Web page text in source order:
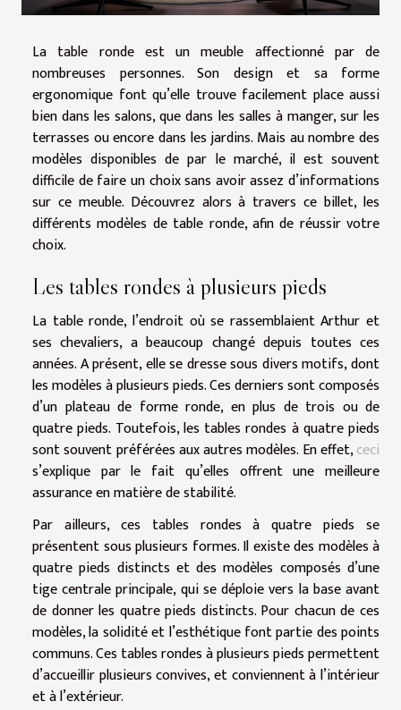
La table ronde est un meuble affectionné par de
nombreuses personnes. Son design et sa forme
ergonomique font qu’elle trouve facilement place aussi
bien dans les salons, que dans les salles à manger, sur les
terrasses ou encore dans les jardins. Mais au nombre des
modèles disponibles de par le marché, il est souvent
difficile de faire un choix sans avoir assez d’informations
sur ce meuble. Découvrez alors à travers ce billet, les
différents modèles de table ronde, afin de réussir votre
choix.
Les tables rondes à plusieurs pieds
La table ronde, l’endroit où se rassemblaient Arthur et
ses chevaliers, a beaucoup changé depuis toutes ces
années. A présent, elle se dresse sous divers motifs, dont
les modèles à plusieurs pieds. Ces derniers sont composés
d’un plateau de forme ronde, en plus de trois ou de
quatre pieds. Toutefois, les tables rondes à quatre pieds
sont souvent préférées aux autres modèles. En effet,ceci
s’explique par le fait qu’elles offrent une meilleure
assurance en matière de stabilité.
Par ailleurs, ces tables rondes à quatre pieds se
présentent sous plusieurs formes. Il existe des modèles à
quatre pieds distincts et des modèles composés d’une
tige centrale principale, qui se déploie vers la base avant
de donner les quatre pieds distincts. Pour chacun de ces
modèles, la solidité et l’esthétique font partie des points
communs. Ces tables rondes à plusieurs pieds permettent
d’accueillir plusieurs convives, et conviennent à l’intérieur
et à l’extérieur.